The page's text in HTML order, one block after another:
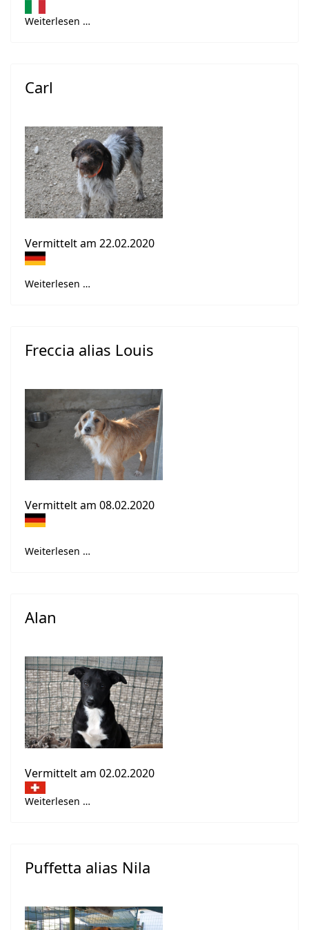
Weiterlesen …
Carl
Vermittelt am 22.02.2020
Weiterlesen …
Freccia alias Louis
Vermittelt am 08.02.2020
Weiterlesen …
Alan
Vermittelt am 02.02.2020
Weiterlesen …
Puffetta alias Nila